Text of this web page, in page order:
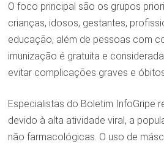
O foco principal são os grupos
crianças, idosos, gestantes,
educação, além de pessoas com
imunização é gratuita e
evitar complicações graves e
Especialistas do Boletim InfoGripe
devido à alta atividade viral, a
não farmacológicas. O uso de